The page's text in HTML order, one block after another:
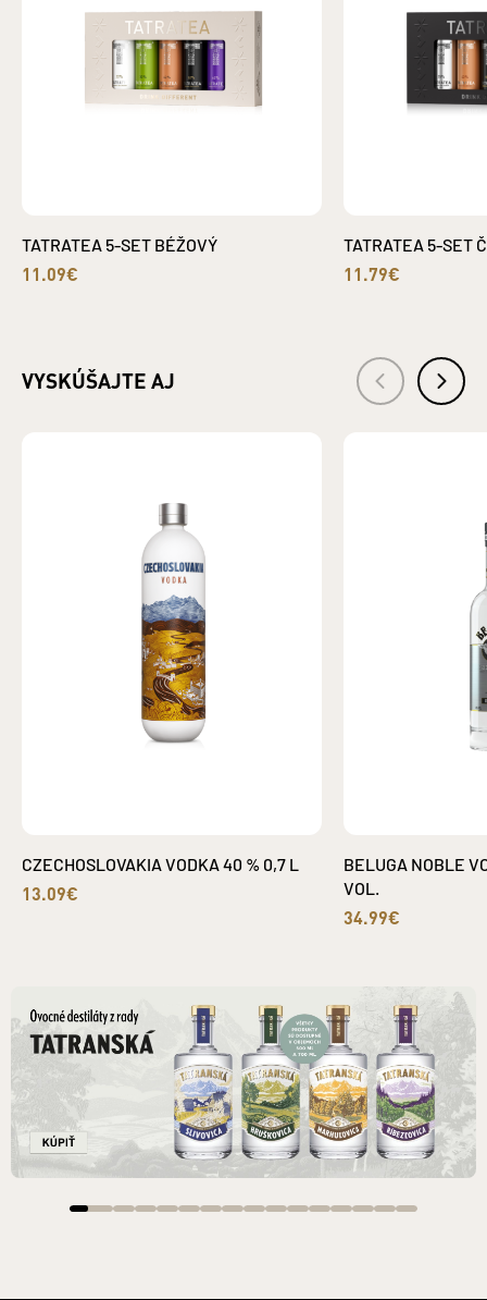
TATRATEA 5-SET BÉŽOVÝ
11.09€
TATRATEA 5-SET
11.79€
VYSKÚŠAJTE AJ
CZECHOSLOVAKIA VODKA 40 % 0,7 L
13.09€
BELUGA NOBLE
VOL.
34.99€